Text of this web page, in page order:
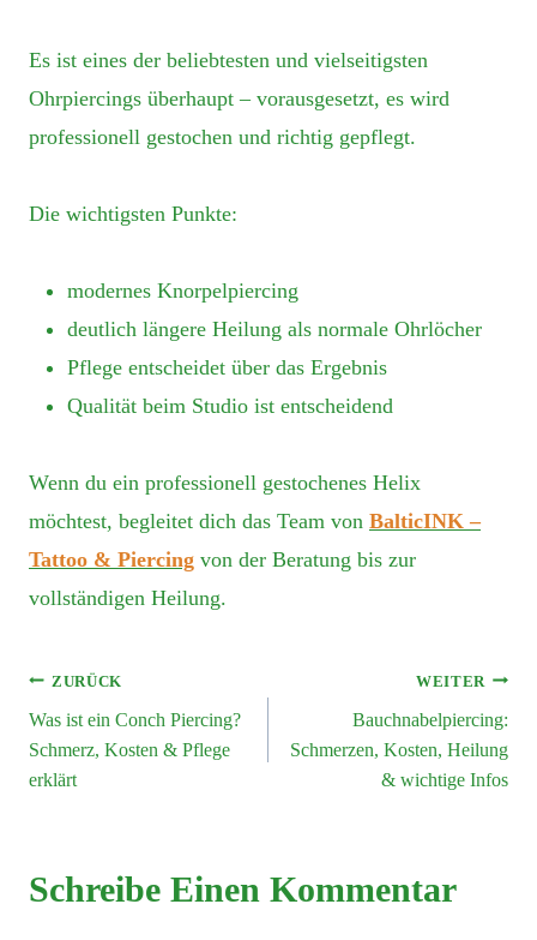
Es ist eines der beliebtesten und vielseitigsten
Ohrpiercings überhaupt – vorausgesetzt, es wird
professionell gestochen und richtig gepflegt.
Die wichtigsten Punkte:
modernes Knorpelpiercing
deutlich längere Heilung als normale Ohrlöcher
Pflege entscheidet über das Ergebnis
Qualität beim Studio ist entscheidend
Wenn du ein professionell gestochenes Helix
möchtest, begleitet dich das Team von BalticINK –
Tattoo & Piercing von der Beratung bis zur
vollständigen Heilung.
ZURÜCK
Was ist ein Conch Piercing?
Schmerz, Kosten & Pflege
erklärt
WEITER
Bauchnabelpiercing:
Schmerzen, Kosten, Heilung
& wichtige Infos
Schreibe Einen Kommentar